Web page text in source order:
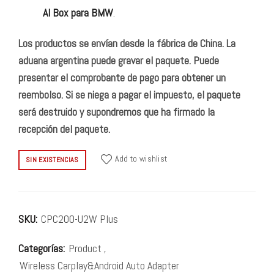
AI Box para BMW.
Los productos se envían desde la fábrica de China. La
aduana argentina puede gravar el paquete. Puede
presentar el comprobante de pago para obtener un
reembolso. Si se niega a pagar el impuesto, el paquete
será destruido y supondremos que ha firmado la
recepción del paquete.
SIN EXISTENCIAS Add to wishlist
SKU: CPC200-U2W Plus
Categorías: Product ,
Wireless Carplay&Android Auto Adapter